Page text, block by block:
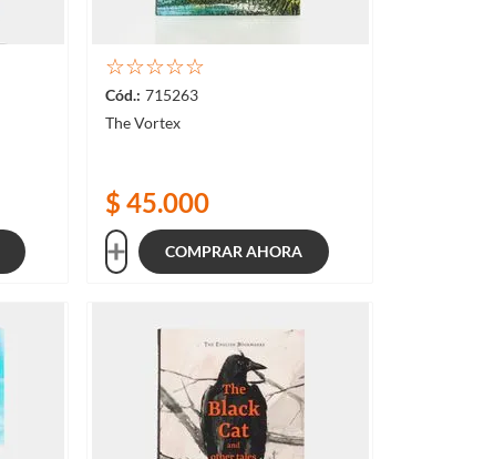
☆☆☆☆☆
715263
The Vortex
$ 45.000
COMPRAR AHORA